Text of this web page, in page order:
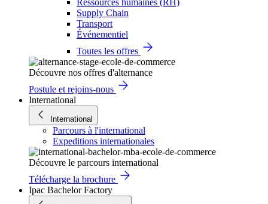
Ressources humaines (RH)
Supply Chain
Transport
Événementiel
Toutes les offres
Découvre nos offres d'alternance
Postule et rejoins-nous
International
International
Parcours à l'international
Expeditions internationales
Découvre le parcours international
Télécharge la brochure
Ipac Bachelor Factory